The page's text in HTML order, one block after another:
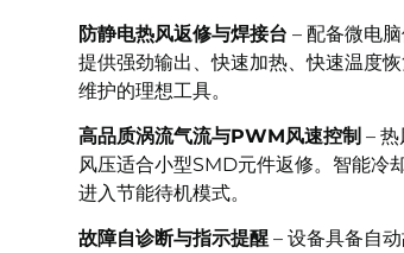
防静电热风返修与焊接台 – 配备微电
提供强劲输出、快速加热、快速温度
维护的理想工具。
高品质涡流气流与PWM风速控制 –
风压适合小型SMD元件返修。智能冷
进入节能待机模式。
故障自诊断与指示提醒 – 设备具备自